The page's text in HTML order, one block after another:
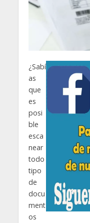
¿Sabí
as
que
es
posi
ble
esca
near
todo
tipo
de
docu
ment
os